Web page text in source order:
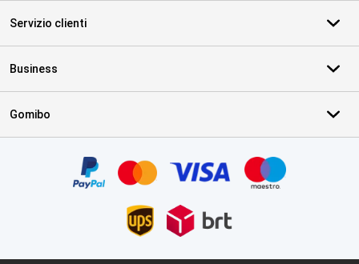
Servizio clienti
Business
Gomibo